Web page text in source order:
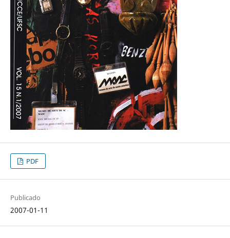
PDF
Publicado
2007-01-11